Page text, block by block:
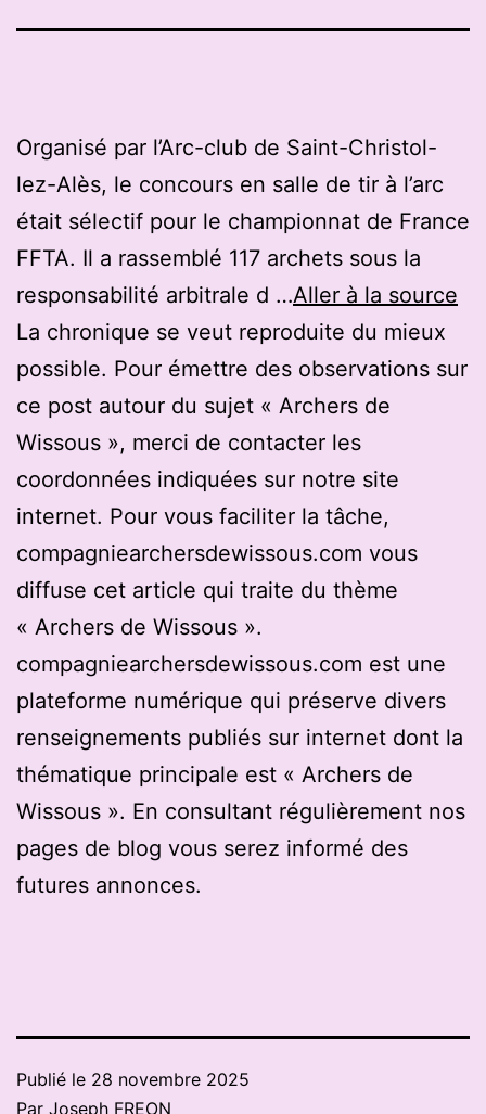
Organisé par l’Arc-club de Saint-Christol-
lez-Alès, le concours en salle de tir à l’arc
était sélectif pour le championnat de France
FFTA. Il a rassemblé 117 archets sous la
responsabilité arbitrale d …Aller à la source
La chronique se veut reproduite du mieux
possible. Pour émettre des observations sur
ce post autour du sujet « Archers de
Wissous », merci de contacter les
coordonnées indiquées sur notre site
internet. Pour vous faciliter la tâche,
compagniearchersdewissous.com vous
diffuse cet article qui traite du thème
« Archers de Wissous ».
compagniearchersdewissous.com est une
plateforme numérique qui préserve divers
renseignements publiés sur internet dont la
thématique principale est « Archers de
Wissous ». En consultant régulièrement nos
pages de blog vous serez informé des
futures annonces.
Publié le 28 novembre 2025
Par Joseph FREON